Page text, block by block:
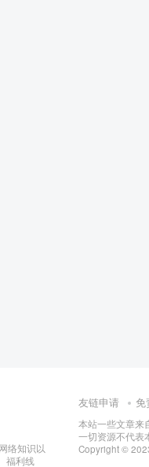
络知识以
福利线
友链申请 免
本站一些文章来
一切资源不代表
Copyright ©